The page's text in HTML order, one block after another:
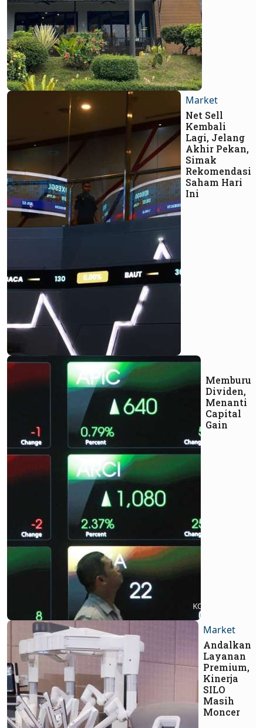
Market
Net Sell
Kembali
Lagi, Jelang
Akhir Pekan,
Simak
Rekomendasi
Saham Hari
Ini
Memburu
Dividen,
Menanti
Capital
Gain
Market
Andalkan
Layanan
Premium,
Kinerja
SILO
Masih
Moncer